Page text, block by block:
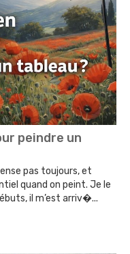
peindre un
pas toujours, et
quand on peint. Je le
il m’est arriv�...